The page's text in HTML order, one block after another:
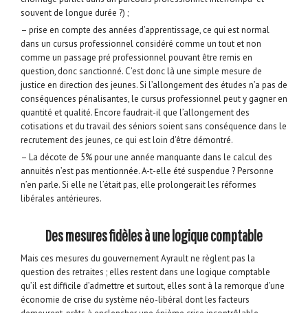
souvent de longue durée ?) ;
– prise en compte des années d’apprentissage, ce qui est normal
dans un cursus professionnel considéré comme un tout et non
comme un passage pré professionnel pouvant être remis en
question, donc sanctionné. C’est donc là une simple mesure de
justice en direction des jeunes. Si l’allongement des études n’a pas de
conséquences pénalisantes, le cursus professionnel peut y gagner en
quantité et qualité. Encore faudrait-il que l’allongement des
cotisations et du travail des séniors soient sans conséquence dans le
recrutement des jeunes, ce qui est loin d’être démontré.
– La décote de 5% pour une année manquante dans le calcul des
annuités n’est pas mentionnée. A-t-elle été suspendue ? Personne
n’en parle. Si elle ne l’était pas, elle prolongerait les réformes
libérales antérieures.
Des mesures fidèles à une logique comptable
Mais ces mesures du gouvernement Ayrault ne règlent pas la
question des retraites ; elles restent dans une logique comptable
qu’il est difficile d’admettre et surtout, elles sont à la remorque d’une
économie de crise du système néo-libéral dont les facteurs